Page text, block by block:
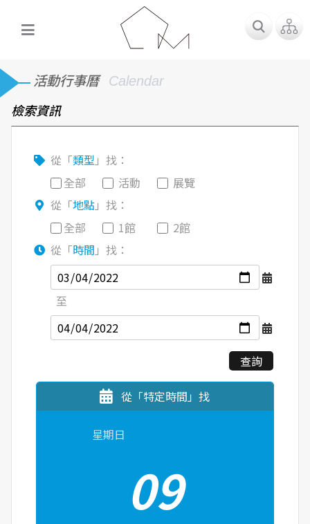
活動行事曆 Calendar
檢索資訊
從「類型」找：
全部
活動
展覽
從「地點」找：
全部
1館
2館
從「時間 」找：
至
查詢
從「特定時間」找
星期日
09